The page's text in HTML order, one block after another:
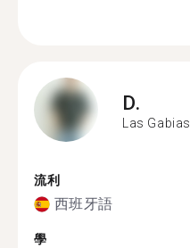
D.
Las Gabias
流利
西班牙語
學